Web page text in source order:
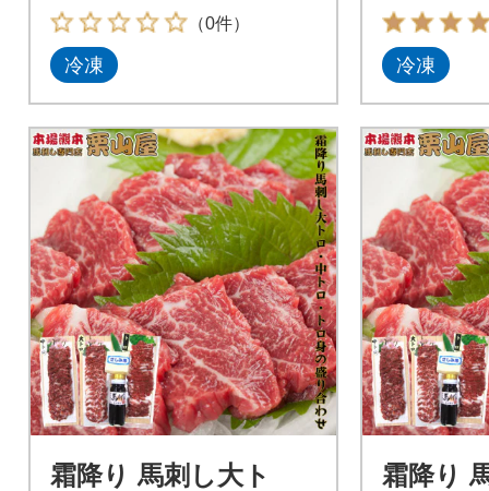
を是非ご賞味下さい。
（0件）
冷凍 冷凍
霜降り 馬刺し大ト
霜降り